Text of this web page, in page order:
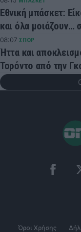
Εθνική μπάσκετ:
και όλα μοιάζουν…
08:07 ΣΠΟΡ
Ήττα και
Τορόντο από την
Όροι Χρήσης